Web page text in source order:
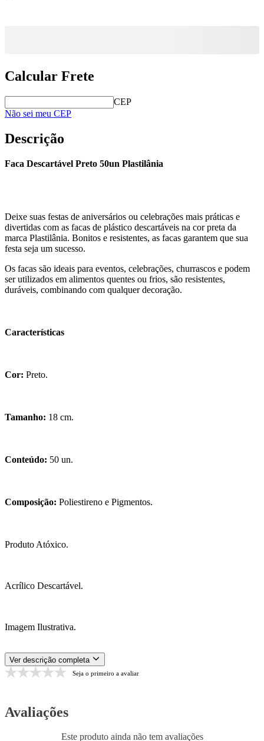
Calcular Frete
CEP
Não sei meu CEP
Descrição
Faca Descartável Preto 50un Plastilânia
Deixe suas festas de aniversários ou celebrações mais práticas e
divertidas com as facas de plástico descartáveis na cor preta da
marca Plastilânia. Bonitos e resistentes, as facas garantem que sua
festa seja um sucesso.
Os facas são ideais para eventos, celebrações, churrascos e podem
ser utilizados em alimentos quentes ou frios, são resistentes,
duráveis, combinando com qualquer decoração.
Características
Cor: Preto.
Tamanho: 18 cm.
Conteúdo: 50 un.
Composição: Poliestireno e Pigmentos.
Produto Atóxico.
Acrílico Descartável.
Imagem Ilustrativa.
Ver descrição completa
Seja o primeiro a avaliar
Avaliações
Este produto ainda não tem avaliações